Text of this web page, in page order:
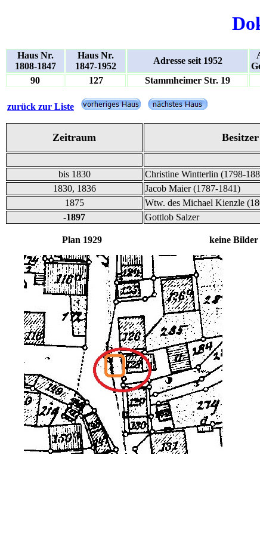
Haus Nr.
1808-1847
Haus Nr.
1847-1952
Adresse seit 1952
90
127 Stammheimer Str. 19
zurück zur Liste
Zeitraum Besitzer
bis 1830 Christine Wintterlin (1798-
1830, 1836
Jacob Maier (1787-1841)
1875
Wtw. des Michael Kienzle
-1897
Gottlob Salzer
Plan 1929 keine Bilder